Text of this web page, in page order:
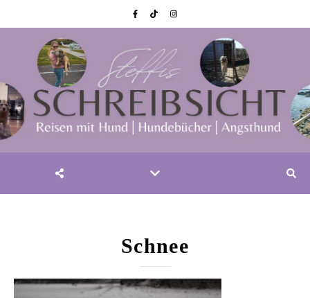
Schnee